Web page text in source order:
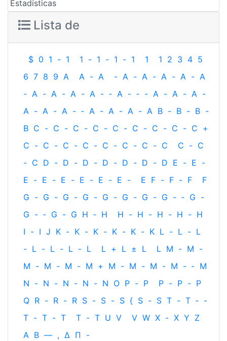
Estadísticas
Lista de
$ 0 1 - 1 1 - 1 - 1 - 1 1 1 2 3 4 5
6 7 8 9 A A - A - A - A - A - A - A
- A - A - A - A - ‐ A - ‐ - A - A - A -
A - A - A - ‐ A - A - A - A B - B - B -
B C - C - C - C - C - C - C - C - C +
C - C - C - C - C - C - C - C C - C
- C D - D - D - D - D - D - D E - E -
E - E - E - E - E - E - E F - F - F
F
G - G - G - G - G - G - G - G - ‐ G -
G - ‐ G - G H ‐ H H - H - H - H - H
I - I J K - K - K - K - K - K L - L - L
- L - L - L - L L + L ± L L M - M -
M - M - M - M + M - M - M - M - ‐ M
N - N - N - N - N O P - P P - P - P
Q R - R - R S - S - S { S - S T - T ‐ -
T - T - T T - T U V V W X - X Y Z
Α Β — , Δ Π -